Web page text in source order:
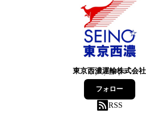
東京西濃運輸株式会社
0フォロワー
フォロー
RSS